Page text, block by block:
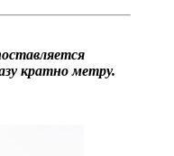
кратно метру.